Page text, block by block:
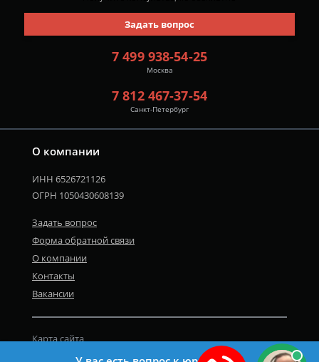
О компании
ИНН 6526721126
ОГРН 1050430608139
Задать вопрос
Форма обратной связи
О компании
Контакты
Вакансии
Карта сайта
Политика персональных данных
7 499 938-54-25
Москва
7 812 467-37-54
Санкт-Петербург
Задать вопрос